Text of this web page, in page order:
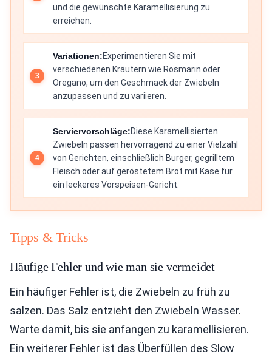
und die gewünschte Karamellisierung zu
erreichen.
Variationen:Experimentieren Sie mit
verschiedenen Kräutern wie Rosmarin oder
Oregano, um den Geschmack der Zwiebeln
anzupassen und zu variieren.
Serviervorschläge:Diese Karamellisierten
Zwiebeln passen hervorragend zu einer Vielzahl
von Gerichten, einschließlich Burger, gegrilltem
Fleisch oder auf geröstetem Brot mit Käse für
ein leckeres Vorspeisen-Gericht.
Tipps & Tricks
Häufige Fehler und wie man sie vermeidet
Ein häufiger Fehler ist, die Zwiebeln zu früh zu
salzen. Das Salz entzieht den Zwiebeln Wasser.
Warte damit, bis sie anfangen zu karamellisieren.
Ein weiterer Fehler ist das Überfüllen des Slow